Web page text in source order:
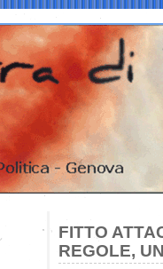
FITTO
REGOLE,